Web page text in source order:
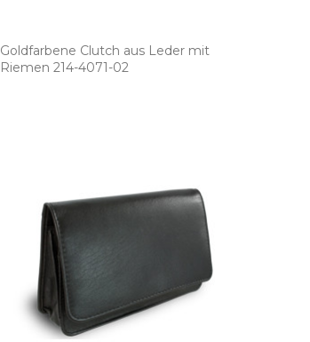
Goldfarbene Clutch aus Leder mit
Riemen 214­-4071­-02